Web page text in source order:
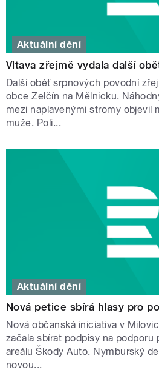
Aktuální dění
Vltava zřejmě vydala další
Další oběť srpnových povodní
obce Zelčín na Mělnicku.
mezi naplavenými stromy objevil
muže. Poli...
Aktuální dění
Nová petice sbírá hlasy pro
Nová občanská iniciativa v
začala sbírat podpisy na
areálu Škody Auto. Nymburský
novou...